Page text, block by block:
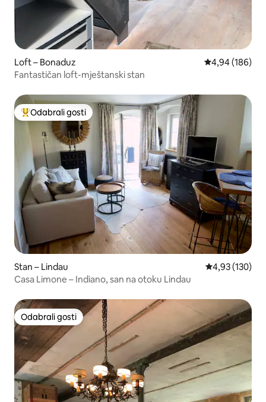
Loft – Bonaduz Prosječna
4,94 (186)
Fantastičan loft-mještanski stan
Među najviše rangiranima s oznakom „Odabrali gosti”
Odabrali gosti
Stan – Lindau Prosječna
4,93 (130)
Casa Limone – Indiano, san na otoku Lindau
Odabrali gosti
Odabrali gosti